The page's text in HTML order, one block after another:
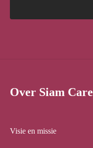
Over Siam Care
Visie en missie